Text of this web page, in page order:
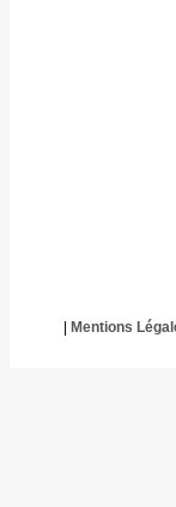
Mentions